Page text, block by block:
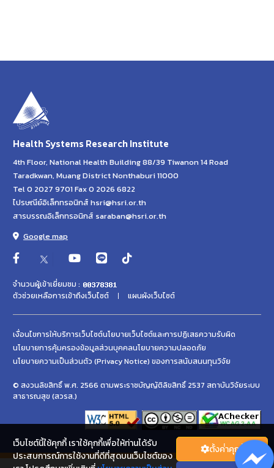
Health Systems Research Institute
4th Floor, National Health Building 88/39 Tiwanon 14 Road
Taradkwan, Muang District Nonthaburi 11000
Tel 0 2027 9701 Fax 0 2026 6822
ไปรษณีย์อิเล็กทรอนิกส์ hsri@hsri.or.th
สารบรรณอิเล็กทรอนิกส์ saraban@hsri.or.th
Google map
จำนวนผู้เข้าเยี่ยมชม :
ตัวช่วยเหลือการเข้าถึงเว็บไซต์
แผนผังเว็บไซต์
เงื่อนไขการให้บริการเว็บไซต์นโยบายเว็บไซต์และการปฏิเสธความรับผิด
นโยบายการคุ้มครองข้อมูลส่วนบุคคลนโยบายความปลอดภัย
นโยบายความเป็นส่วนตัว (Privacy Notice) ของการสนับสนนทุนวิจัย
© สงวนลิขสิทธิ์ พ.ศ. 2566 ตามพระราชบัญญัติลิขสิทธิ์ 2537 สถาบันวิจัยระบบ
สาธารณสุข (สวรส.)
เว็บไซต์นี้ใช้คุกกี้ เราใช้คุกกี้เพื่อให้ท่านได้รับ
ประสบการณ์การใช้งานที่ดีที่สุดบนเว็บไซต์ของ
ตั้งค่่าคุกกี้